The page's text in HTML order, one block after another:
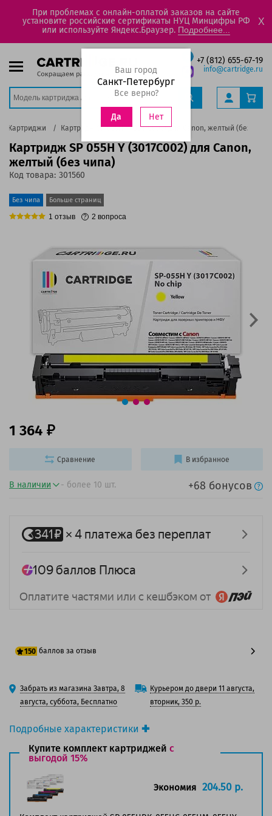
При проблемах с онлайн-оплатой заказов на сайте
установите российские сертификаты НУЦ Минцифры РФ
или используйте Яндекс.Браузер. Подробнее...
X
+7 (812) 655-67-19
info@cartridge.ru
Ваш город
Санкт-Петербург
Все верно?
Да Нет
Картриджи Картридж SP 055H Y (3017C002) для Canon, желтый (без чипа)
Картридж SP 055H Y (3017C002) для Canon,
желтый (без чипа)
Код товара: 301560
Без чипа Больше страниц
1 отзыв 2 вопроса
Подробные характеристики
Производитель принтера:Canon
Производитель:Solution Print
Вид товара:
Оригинальность:
Аналог:055HY (3017C002)
В наличии - более 10 шт. +68 бонусов
1 364
150 баллов за отзыв
125 баллов
150 баллов
Забрать из магазина Завтра, 8
августа, суббота, Бесплатно
Курьером до двери 11 августа,
вторник, 350 р.
Сравнение В избранное
Купите комплект картриджей с
выгодой 15%
Экономия 204.50 р.